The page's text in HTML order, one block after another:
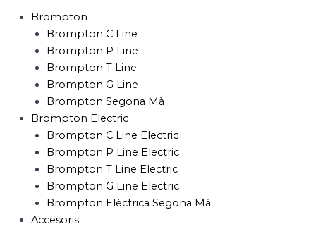
Brompton
Brompton C Line
Brompton P Line
Brompton T Line
Brompton G Line
Brompton Segona Mà
Brompton Electric
Brompton C Line Electric
Brompton P Line Electric
Brompton T Line Electric
Brompton G Line Electric
Brompton Elèctrica Segona Mà
Accesoris